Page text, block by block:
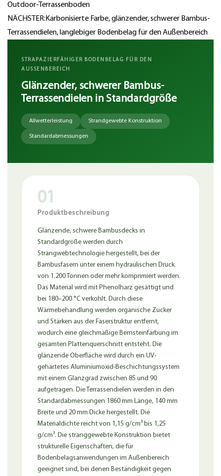
Outdoor-Terrassenboden
NÄCHSTER:Karbonisierte Farbe, glänzender, schwerer Bambus-
Terrassendielen, langlebiger Bodenbelag für den Außenbereich
STRAPAZIERFÄHIGER BODENBELAG FÜR DEN
AUSSENBEREICH
Glänzender, schwerer Bambus-
Terrassendielen in Standardgröße
Allwetterleistung Strandgewebte Konstruktion
Standardabmessungen
01
Produktbeschreibung
Glänzende, schwere Bambusdecks in
Standardgröße werden durch
Strangwebtechnologie hergestellt, bei der
Bambusfasern unter einem hydraulischen Druck
von 1.200 Tonnen oder mehr komprimiert werden.
Das Material wird mit Phenolharz gesättigt und
bei 180–200 °C verkohlt. Durch diese
Wärmebehandlung werden organische Zucker
und Stärken aus der Faserstruktur entfernt,
wodurch eine gleichmäßige Bernsteinfärbung im
gesamten Plattenquerschnitt entsteht. Die
glänzende Oberfläche wird durch ein UV-
gehärtetes Aluminiumoxid-Beschichtungssystem
mit einem Glanzgrad zwischen 85 und 90
aufgetragen. Die Terrassendielen werden in den
Standardabmessungen 1860 mm Länge, 140 mm
Breite und 20 mm Dicke hergestellt. Die
Materialdichte reicht von 1,15 g/cm³ bis 1,25
g/cm³. Die stranggewebte Konstruktion bietet
strukturelle Eigenschaften, die für
Bodenbelagsanwendungen im Außenbereich
geeignet sind, bei denen Beständigkeit gegen